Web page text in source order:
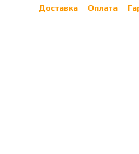
Доставка Оплата